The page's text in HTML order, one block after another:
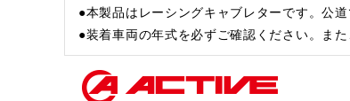
●本製品はレーシングキャブレターです。公
●装着車両の年式を必ずご確認ください。ま